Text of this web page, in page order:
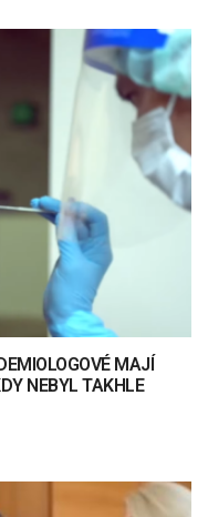
MAJÍ
NEBYL TAKHLE